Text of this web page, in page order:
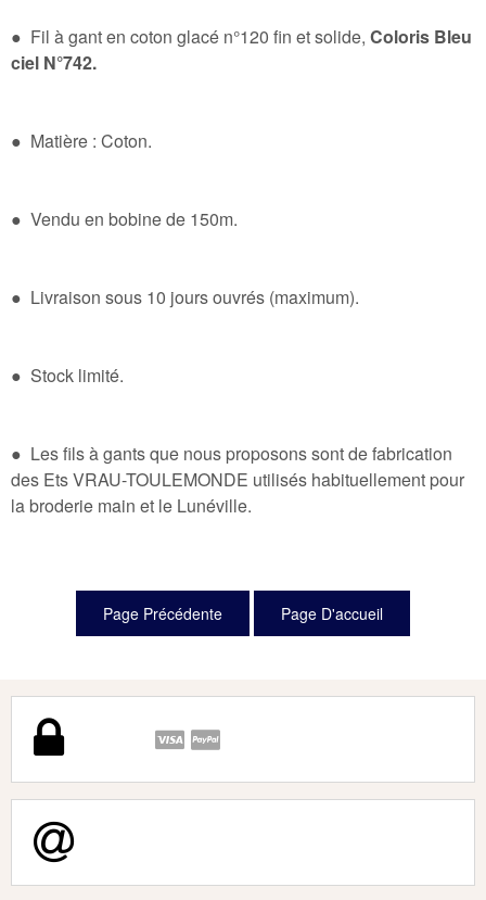
● Fil à gant en coton glacé n°120 fin et solide, Coloris Bleu
ciel N°742.
● Matière : Coton.
● Vendu en bobine de 150m.
● Livraison sous 10 jours ouvrés (maximum).
● Stock limité.
● Les fils à gants que nous proposons sont de fabrication
des Ets VRAU-TOULEMONDE utilisés habituellement pour
la broderie main et le Lunéville.